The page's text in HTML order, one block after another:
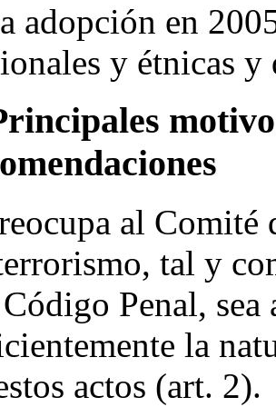
adopción en
y étnicas
al
tal y
Penal,
la
actos (art. 2).